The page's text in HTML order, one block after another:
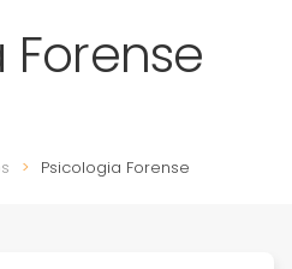
Forense
Psicologia Forense